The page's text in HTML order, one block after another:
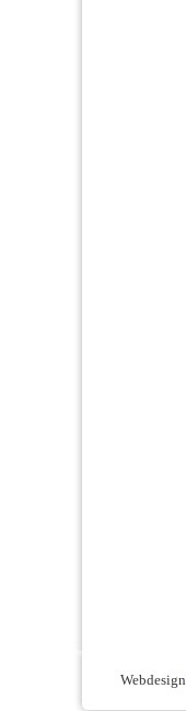
Webdesign